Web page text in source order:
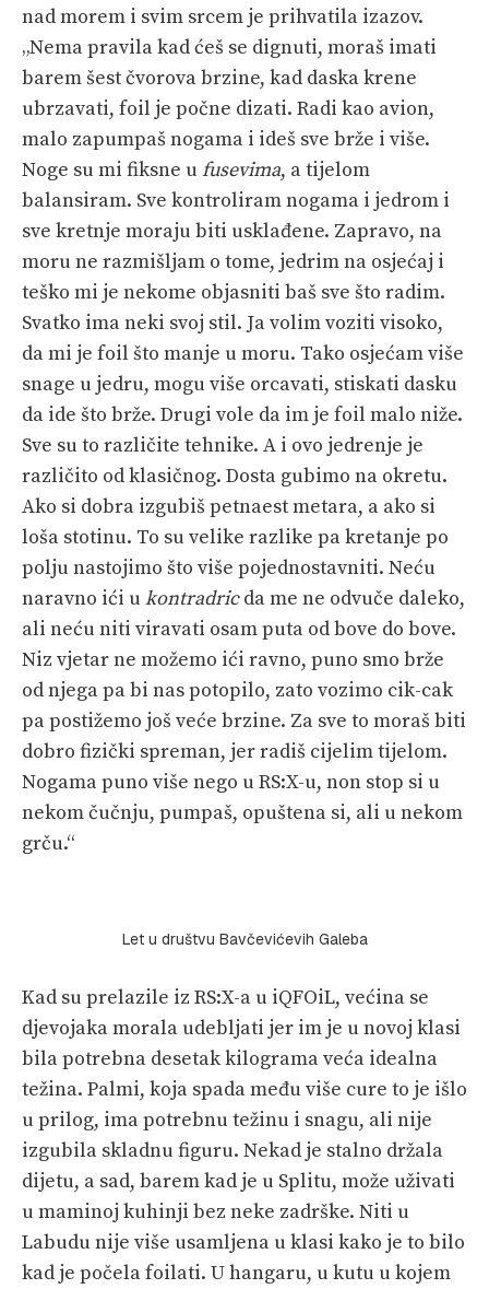
nad morem i svim srcem je prihvatila izazov.
„Nema pravila kad ćeš se dignuti, moraš imati
barem šest čvorova brzine, kad daska krene
ubrzavati, foil je počne dizati. Radi kao avion,
malo zapumpaš nogama i ideš sve brže i više.
Noge su mi fiksne u fusevima, a tijelom
balansiram. Sve kontroliram nogama i jedrom i
sve kretnje moraju biti usklađene. Zapravo, na
moru ne razmišljam o tome, jedrim na osjećaj i
teško mi je nekome objasniti baš sve što radim.
Svatko ima neki svoj stil. Ja volim voziti visoko,
da mi je foil što manje u moru. Tako osjećam više
snage u jedru, mogu više orcavati, stiskati dasku
da ide što brže. Drugi vole da im je foil malo niže.
Sve su to različite tehnike. A i ovo jedrenje je
različito od klasičnog. Dosta gubimo na okretu.
Ako si dobra izgubiš petnaest metara, a ako si
loša stotinu. To su velike razlike pa kretanje po
polju nastojimo što više pojednostavniti. Neću
naravno ići u kontradricda me ne odvuče daleko,
ali neću niti viravati osam puta od bove do bove.
Niz vjetar ne možemo ići ravno, puno smo brže
od njega pa bi nas potopilo, zato vozimo cik-cak
pa postižemo još veće brzine. Za sve to moraš biti
dobro fizički spreman, jer radiš cijelim tijelom.
Nogama puno više nego u RS:X-u, non stop si u
nekom čučnju, pumpaš, opuštena si, ali u nekom
grču.“
Let u društvu Bavčevićevih Galeba
Kad su prelazile iz RS:X-a u iQFOiL, većina se
djevojaka morala udebljati jer im je u novoj klasi
bila potrebna desetak kilograma veća idealna
težina. Palmi, koja spada među više cure to je išlo
u prilog, ima potrebnu težinu i snagu, ali nije
izgubila skladnu figuru. Nekad je stalno držala
dijetu, a sad, barem kad je u Splitu, može uživati
u maminoj kuhinji bez neke zadrške. Niti u
Labudu nije više usamljena u klasi kako je to bilo
kad je počela foilati. U hangaru, u kutu u kojem